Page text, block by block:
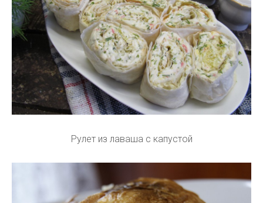
Рулет из лаваша с капустой